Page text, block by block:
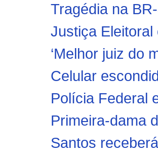
Tragédia na
Justiça
‘Melhor juiz do
Celular
Polícia Federal
Primeira-dama
Santos